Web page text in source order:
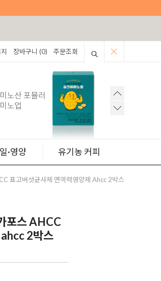
장바구니 (0) 주문조회
·영양 유기농 커피
표고버섯균사체 면역력영양제 Ahcc 2박스
포스 AHCC
2박스